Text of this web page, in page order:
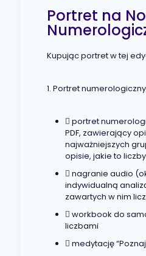
Portret na
Kupując portret w tej
1. Portret
portret
PDF, zawierający
najważniejszych
opisie, jakie to
nagranie audio
indywidualną
zawartych w nim
workbook do
liczbami
medytację